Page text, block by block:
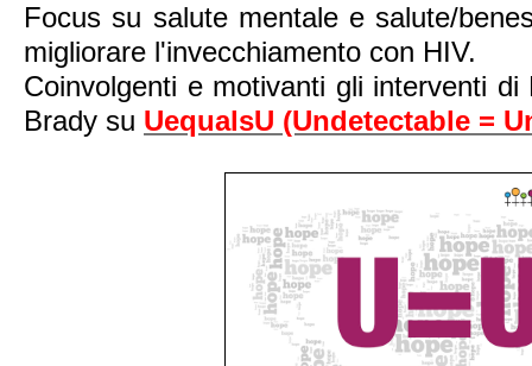
Focus su salute mentale e salute/
migliorare l'invecchiamento con HIV.
Coinvolgenti e motivanti gli interventi
Brady su UequalsU (Undetectable =